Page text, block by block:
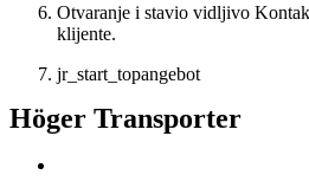
Otvaranje i stavio vidljivo
klijente.
jr_start_topangebot
Höger Transporter